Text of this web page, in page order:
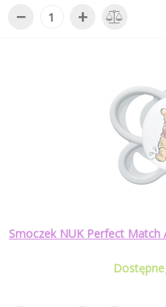
− +
Smoczek NUK Perfect Match
Dostępne